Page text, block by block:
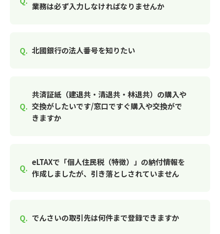
業務は必ず入力しなければなりませんか
北國銀行の法人番号を知りたい
共済証紙（建退共・清退共・林退共）の購入や
交換がしたいです/窓口ですぐ購入や交換がで
きますか
eLTAXで「個人住民税（特徴）」の納付情報を
作成しましたが、引き落としされていません
でんさいの取引先は何件まで登録できますか